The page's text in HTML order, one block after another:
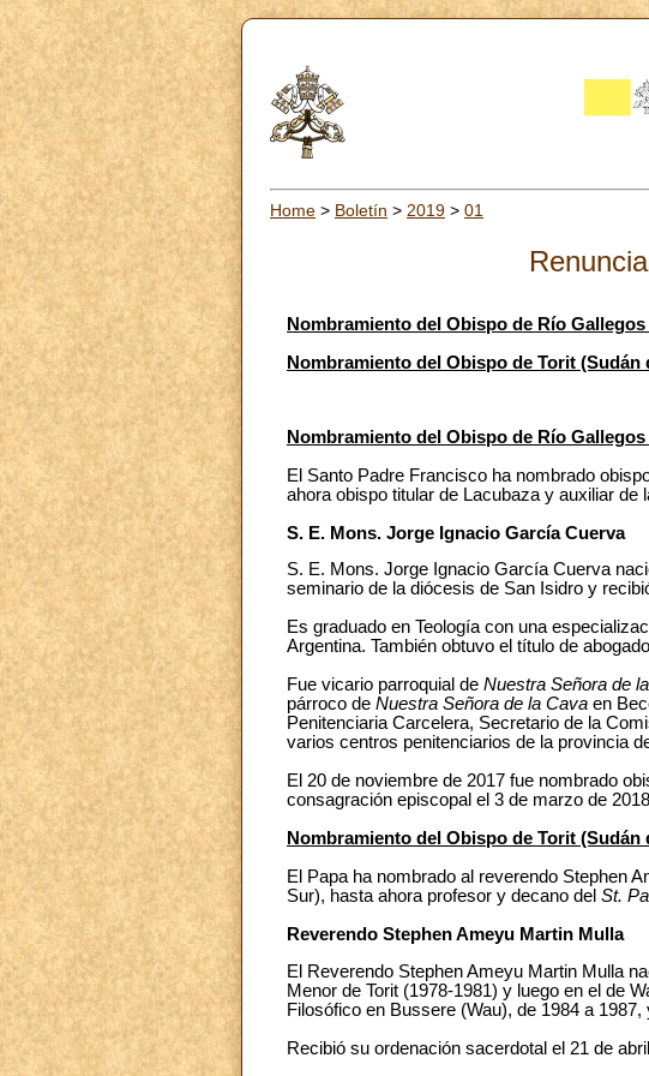
Home > Boletín > 2019 > 01
Nombramiento del Obispo de Río
Nombramiento del Obispo de Torit (Sudán
Nombramiento del Obispo de Río
El Santo Padre Francisco ha nombrado
ahora obispo titular de Lacubaza y auxiliar de
S. E. Mons. Jorge Ignacio García Cuerva
S. E. Mons. Jorge Ignacio García Cuerva
seminario de la diócesis de San Isidro y
Es graduado en Teología con una
Argentina. También obtuvo el título de
Fue vicario parroquial de Nuestra Señora de
párroco de Nuestra Señora de la Cava en
Penitenciaria Carcelera, Secretario de la
varios centros penitenciarios de la provincia
El 20 de noviembre de 2017 fue nombrado
consagración episcopal el 3 de marzo de
Nombramiento del Obispo de Torit (Sudán
El Papa ha nombrado al reverendo Stephen
Sur), hasta ahora profesor y decano del St.
Reverendo Stephen Ameyu Martin Mulla
El Reverendo Stephen Ameyu Martin Mulla
Menor de Torit (1978-1981) y luego en el de
Filosófico en Bussere (Wau), de 1984 a
Recibió su ordenación sacerdotal el 21 de